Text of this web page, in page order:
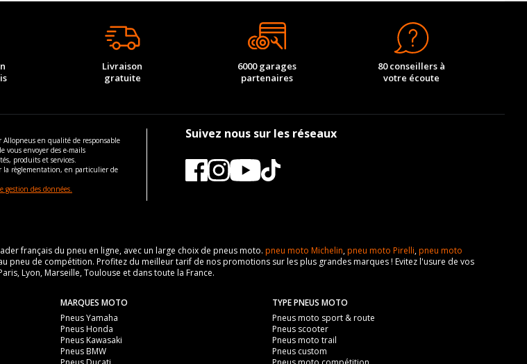
Livraison
gratuite
6000 garages
partenaires
80 conseillers à
votre écoute
Allopneus en qualité de responsable
envoyer des e-mails
produits et services.
la règlementation, en particulier de
gestion des données.
Suivez nous sur les réseaux
français du pneu en ligne, avec un large choix de pneus moto. pneu moto Michelin,pneu moto Pirelli,pneu moto
pneu de compétition. Profitez du meilleur tarif de nos promotions sur les plus grandes marques ! Evitez l'usure de vos
Lyon, Marseille, Toulouse et dans toute la France.
MARQUES MOTO
Pneus Yamaha
Pneus Honda
Pneus Kawasaki
Pneus BMW
TYPE PNEUS MOTO
Pneus moto sport & route
Pneus scooter
Pneus moto trail
Pneus custom